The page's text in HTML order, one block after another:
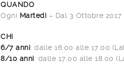
QUANDO
Ogni Martedì – Dal 3 Ottobre
CHI
6/7 anni: dalle 16.00 alle 17.00
8/10 anni: dalle 17.00 alle 18.00